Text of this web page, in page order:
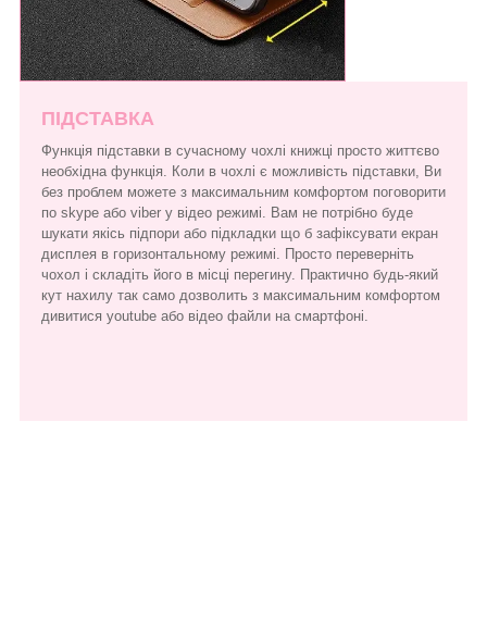
ПІДСТАВКА
Функція підставки в сучасному чохлі книжці просто життєво
необхідна функція. Коли в чохлі є можливість підставки, Ви
без проблем можете з максимальним комфортом поговорити
по skype або viber у відео режимі. Вам не потрібно буде
шукати якісь підпори або підкладки що б зафіксувати екран
дисплея в горизонтальному режимі. Просто переверніть
чохол і складіть його в місці перегину. Практично будь-який
кут нахилу так само дозволить з максимальним комфортом
дивитися youtube або відео файли на смартфоні.